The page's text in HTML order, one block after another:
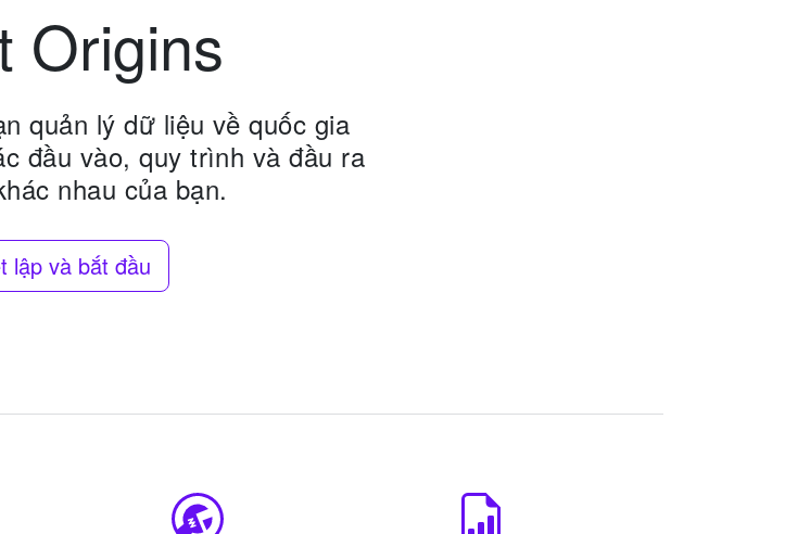
Origins
quản lý dữ liệu về quốc gia
đầu vào, quy trình và đầu ra
nhau của bạn.
lập và bắt đầu